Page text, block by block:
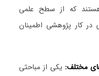
هستند که از سطح علمی
کار پژوهشی اطمینان
مختلف: یکی از مباحثی